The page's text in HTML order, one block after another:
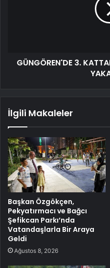
GÜNGÖREN'DE 3.
İlgili Makaleler
Başkan Özgökçen,
Pekyatırmacı ve Bağcı
Şefikcan Parkı’nda
Vatandaşlarla Bir Araya
Geldi
Ağustos 8, 2026